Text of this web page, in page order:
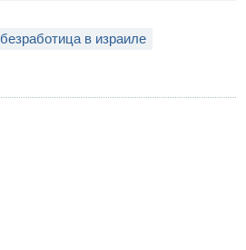
безработица в израиле